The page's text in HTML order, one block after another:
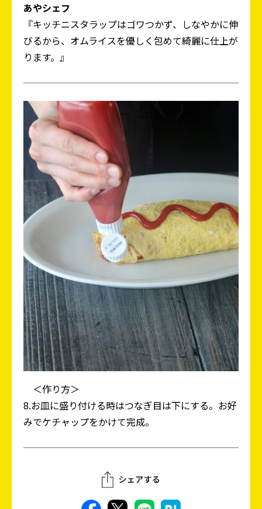
あやシェフ
『キッチニスタラップはゴワつかず、しなやかに伸
びるから、オムライスを優しく包めて綺麗に仕上が
ります。』
＜作り方＞
8.お皿に盛り付ける時はつなぎ目は下にする。お好
みでケチャップをかけて完成。